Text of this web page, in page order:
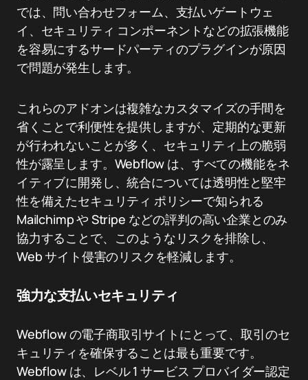
では、問い合わせフォーム、支払いゲートウェ
イ、セキュリティ コンポーネントなどの拡張機能
を容易にするサードパーティのプラグインが原因
で問題が発生します。
これらのアドオンは複雑なカスタマイズの手間を
省くことで利便性を提供しますが、定期的な更新
が行われないことが多く、セキュリティ上の脆弱
性が露呈します。Webflow は、すべての機能をネ
イティブに開発し、統合については透明性と堅牢
性を備えたセキュリティ ポリシーで知られる
Mailchimp や Stripe などの評判の高い企業とのみ
協力することで、このようなリスクを排除し、
Web サイト侵害のリスクを軽減します。
強力な支払いセキュリティ
Webflow の電子商取引サイトにとって、取引のセ
キュリティを確保することは最も重要です。
Webflow は、レベル 1 サービス プロバイダー認定